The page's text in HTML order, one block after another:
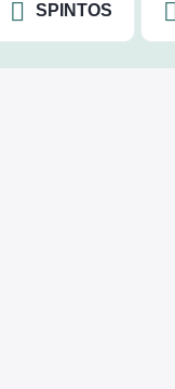
SPINTOS